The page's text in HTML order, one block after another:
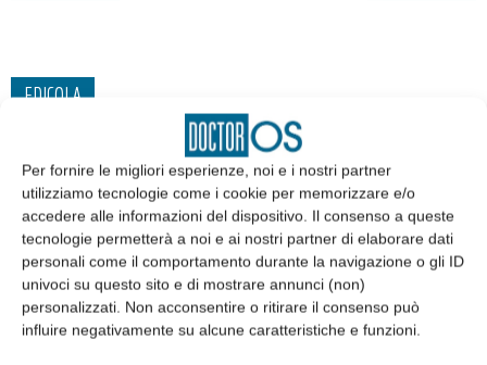
Per fornire le migliori esperienze, noi e i nostri partner
utilizziamo tecnologie come i cookie per memorizzare e/o
accedere alle informazioni del dispositivo. Il consenso a queste
tecnologie permetterà a noi e ai nostri partner di elaborare dati
personali come il comportamento durante la navigazione o gli ID
univoci su questo sito e di mostrare annunci (non)
personalizzati. Non acconsentire o ritirare il consenso può
influire negativamente su alcune caratteristiche e funzioni.
EDICOLA